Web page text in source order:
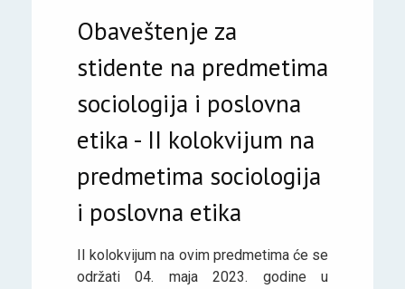
Obaveštenje za
stidente na predmetima
sociologija i poslovna
etika - II kolokvijum na
predmetima sociologija
i poslovna etika
II kolokvijum na ovim predmetima će se
održati 04. maja 2023. godine u